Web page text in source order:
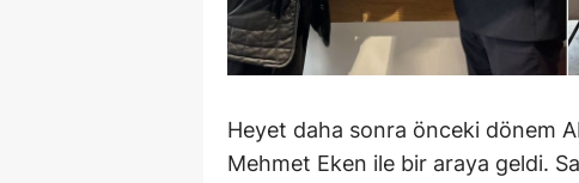
Heyet daha sonra önceki dönem
Mehmet Eken ile bir araya geldi.